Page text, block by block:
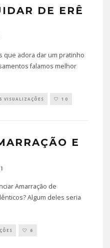
DE ERÊ
que adora dar um pratinho
falamos melhor
VISUALIZAÇÕES 10
E
Amarração de
Algum deles seria
6